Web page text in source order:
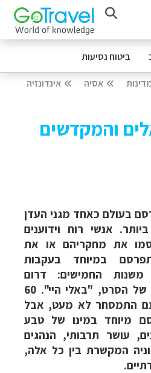
ביטוח נסיעות
אסיה
אינדונזיה
והמקדשים
בעולם כאחד מגני העדן
אנשי רוח וידוענים
את מחקריהם או את
במיוחד בעקבות
משנות החמישים: דרום
פסיפיק, ושיר הנושא של הסרט, "באלי היי". 60
התמסחר לא מעט, אבל
מיוחד במינו של טבע
עושר תרבותי, הנהגים
המקשרת בין כל אלה,